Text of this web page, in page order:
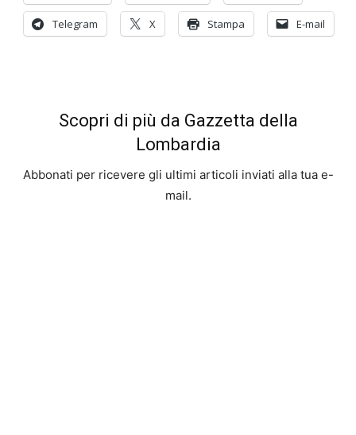
Telegram X Stampa E-mail
Scopri di più da Gazzetta della
Lombardia
Abbonati per ricevere gli ultimi articoli inviati alla tua e-
mail.